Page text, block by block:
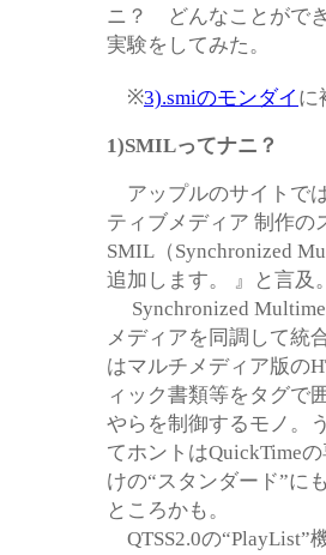
ニ？ どんなことがで
実験をしてみた。
※3).smiのモンダイ に
1)SMILってナニ？
アップルのサイトで
ティブメディア 制作の
SMIL（Synchronized
追加します。 』と言及
Synchronized
メディアを同調して統
はマルチメディア版の
ィック書類等をタグで
やらを制御するモノ。
てホントはQuickTime
けの“スタンダード”に
ところかも。
QTSS2.0の“PlayList”